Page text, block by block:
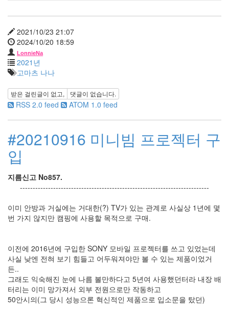
2021/10/23 21:07
2024/10/20 18:59
LonnieNa
2021년
고마츠 나나
받은 걸린글이 없고, 댓글이 없습니다.
RSS 2.0 feed ATOM 1.0 feed
#20210916 미니빔 프로젝터 구
입
지름신고 No857.
--------------------------------------------------------------------------
이미 안방과 거실에는 거대한(?) TV가 있는 관계로 사실상 1년에 몇
번 가지 않지만 캠핑에 사용할 목적으로 구매.
이전에 2016년에 구입한 SONY 모바일 프로젝터를 쓰고 있었는데
사실 낮엔 전혀 보기 힘들고 어두워져야만 볼 수 있는 제품이었거
든..
그래도 익숙해진 눈에 나름 볼만하다고 5년여 사용했던터라 내장 배
터리는 이미 망가져서 외부 전원으로만 작동하고
50안시의(그 당시 성능으론 혁신적인 제품으로 입소문을 탔던)
12
월
27
2006
년
292
2006
년
1
월
42
년
2
월
2006
년
월
35
4
월
25
2006
년
5